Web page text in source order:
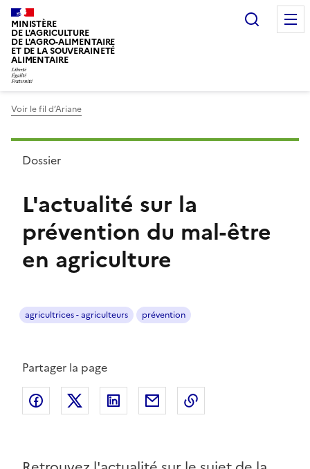
MINISTÈRE
DE L'AGRICULTURE
DE L'AGRO-ALIMENTAIRE
ET DE LA SOUVERAINETÉ
ALIMENTAIRE
Voir le fil d’Ariane
Dossier
L'actualité sur la
prévention du mal-être
en agriculture
agricultrices - agriculteurs prévention
Partager la page
Partager sur Facebook
Partager sur Twitter
Partager sur LinkedIn
Partager par email